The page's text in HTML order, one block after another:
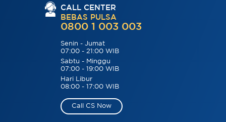
CALL CENTER
BEBAS PULSA
0800 1 003 003
Senin - Jumat
07:00 - 21:00 WIB
Sabtu - Minggu
07:00 - 19:00 WIB
Hari Libur
08:00 - 17:00 WIB
Call CS Now